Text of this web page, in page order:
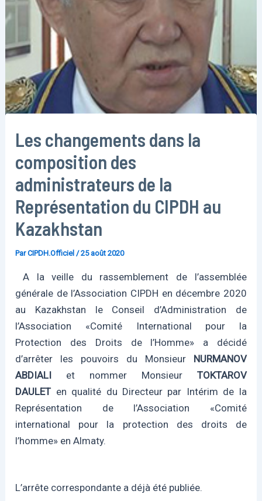
Les changements dans la
composition des
administrateurs de la
Représentation du CIPDH au
Kazakhstan
ParCIPDH.Officiel/25 août 2020
A la veille du rassemblement de l’assemblée
générale de l’Association CIPDH en décembre 2020
au Kazakhstan le Conseil d’Administration de
l’Association «Comité International pour la
Protection des Droits de l’Homme» a décidé
d’arrêter les pouvoirs du Monsieur NURMANOV
ABDIALI et nommer Monsieur TOKTAROV
DAULET en qualité du Directeur par Intérim de la
Représentation de l’Association «Comité
international pour la protection des droits de
l’homme» en Almaty.
L’arrête correspondante a déjà été publiée.